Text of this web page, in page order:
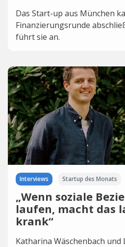
Das Start-up aus München
Finanzierungsrunde
führt sie an.
Interviews Startup des Monats
„Wenn soziale
laufen, macht das
krank“
Katharina Wäschenbach und